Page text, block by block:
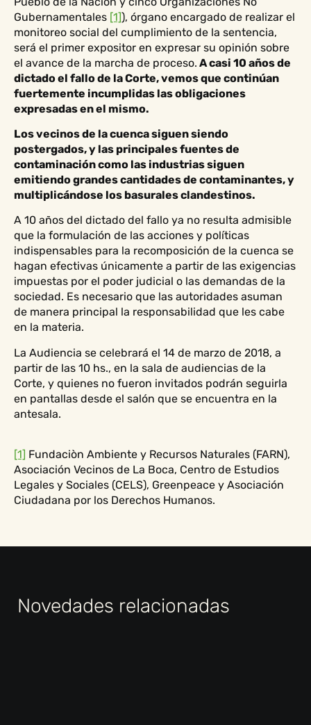
Gubernamentales [1]), órgano encargado de realizar el
monitoreo social del cumplimiento de la sentencia,
será el primer expositor en expresar su opinión sobre
el avance de la marcha de proceso. A casi 10 años de
dictado el fallo de la Corte, vemos que continúan
fuertemente incumplidas las obligaciones
expresadas en el mismo.
Los vecinos de la cuenca siguen siendo
postergados, y las principales fuentes de
contaminación como las industrias siguen
emitiendo grandes cantidades de contaminantes, y
multiplicándose los basurales clandestinos.
A 10 años del dictado del fallo ya no resulta admisible
que la formulación de las acciones y políticas
indispensables para la recomposición de la cuenca se
hagan efectivas únicamente a partir de las exigencias
impuestas por el poder judicial o las demandas de la
sociedad. Es necesario que las autoridades asuman
de manera principal la responsabilidad que les cabe
en la materia.
La Audiencia se celebrará el 14 de marzo de 2018, a
partir de las 10 hs., en la sala de audiencias de la
Corte, y quienes no fueron invitados podrán seguirla
en pantallas desde el salón que se encuentra en la
antesala.
[1] Fundaciòn Ambiente y Recursos Naturales (FARN),
Asociación Vecinos de La Boca, Centro de Estudios
Legales y Sociales (CELS), Greenpeace y Asociación
Ciudadana por los Derechos Humanos.
Novedades relacionadas